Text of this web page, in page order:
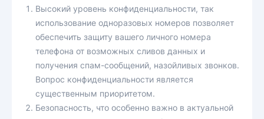
Высокий уровень конфиденциальности, так
использование одноразовых номеров позволяет
обеспечить защиту вашего личного номера
телефона от возможных сливов данных и
получения спам-сообщений, назойливых звонков.
Вопрос конфиденциальности является
существенным приоритетом.
Безопасность, что особенно важно в актуальной